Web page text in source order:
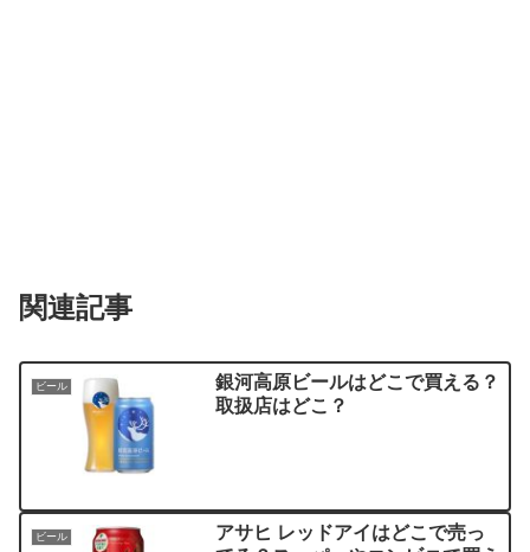
関連記事
ビール
銀河高原ビールはどこで買える？
取扱店はどこ？
ビール
アサヒ レッドアイはどこで売っ